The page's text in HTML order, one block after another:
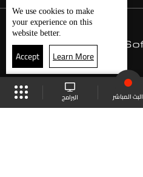
البث المباشر البرامج
We use cookies to make
your experience on this
website better.
Accept Learn More
الجدول البث المباشر